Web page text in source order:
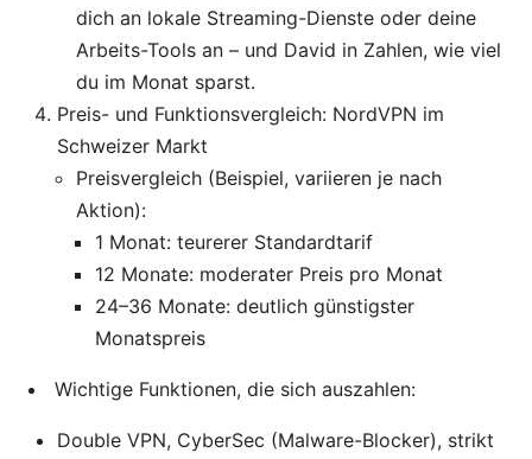
dich an lokale Streaming-Dienste oder deine
Arbeits-Tools an – und David in Zahlen, wie viel
du im Monat sparst.
Preis- und Funktionsvergleich: NordVPN im
Schweizer Markt
Preisvergleich (Beispiel, variieren je nach
Aktion):
1 Monat: teurerer Standardtarif
12 Monate: moderater Preis pro Monat
24–36 Monate: deutlich günstigster
Monatspreis
Wichtige Funktionen, die sich auszahlen:
Double VPN, CyberSec (Malware-Blocker), strikt